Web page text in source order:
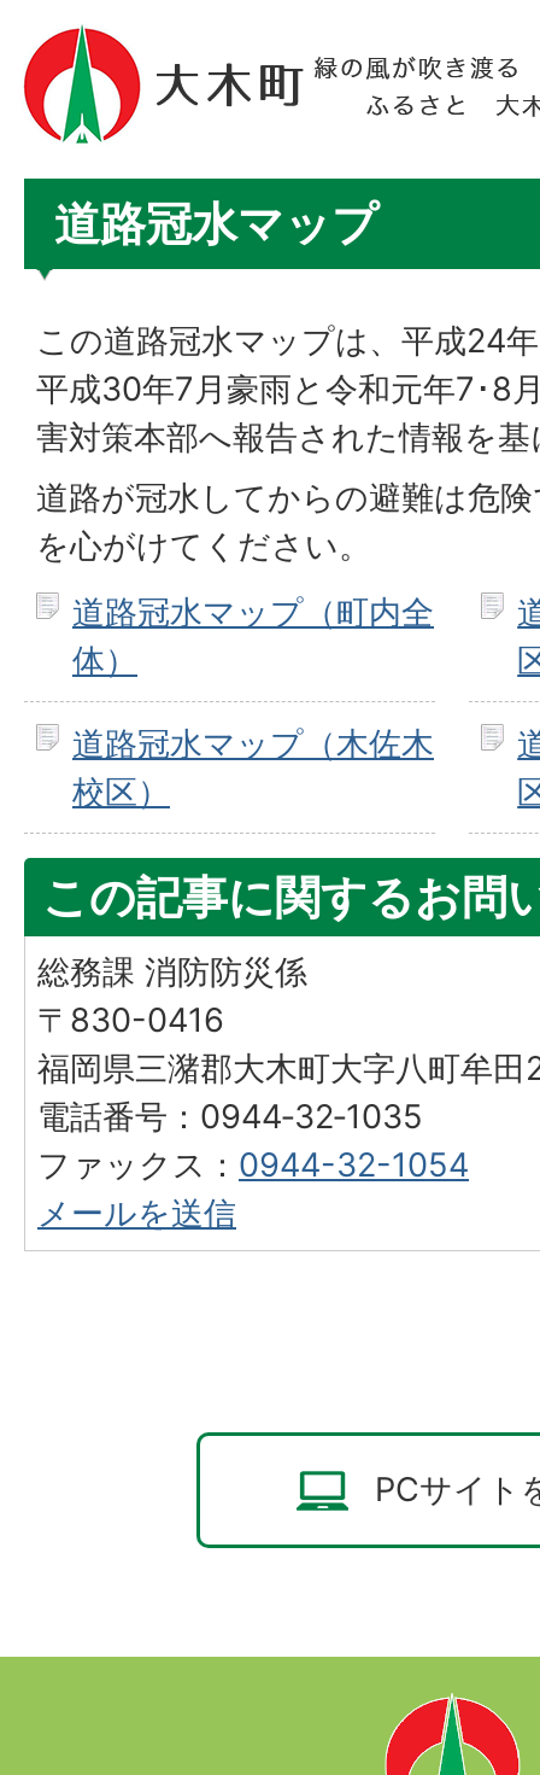
道路冠水マップ
この道路冠水マップは、平成24
平成30年7月豪雨と令和元年7･8
害対策本部へ報告された情報を
道路が冠水してからの避難は危
を心がけてください。
道路冠水マップ（町内全
体）
道路冠水マップ（木佐木
校区）
この記事に関するお問
総務課 消防防災係
〒830-0416
福岡県三潴郡大木町大字八町牟
電話番号：0944‐32‐1035
ファックス： 0944-32-1054
メールを送信
PCサイト